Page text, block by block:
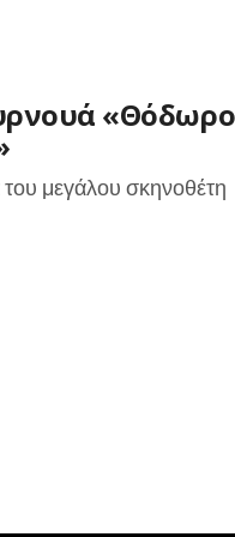
του μεγάλου σκηνοθέτη